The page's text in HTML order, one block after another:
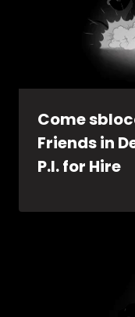
Come
Friends in
P.I. for Hire